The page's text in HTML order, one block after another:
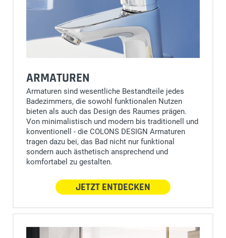
ARMATUREN
Armaturen sind wesentliche Bestandteile jedes
Badezimmers, die sowohl funktionalen Nutzen
bieten als auch das Design des Raumes prägen.
Von minimalistisch und modern bis traditionell und
konventionell - die COLONS DESIGN Armaturen
tragen dazu bei, das Bad nicht nur funktional
sondern auch ästhetisch ansprechend und
komfortabel zu gestalten.
JETZT ENTDECKEN